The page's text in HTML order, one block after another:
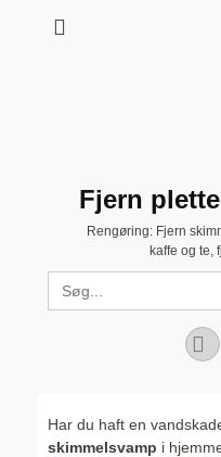
Fjern
Rengøring: Fjern
kaffe og te,
Search
for:
Har du haft en
skimmelsvamp i